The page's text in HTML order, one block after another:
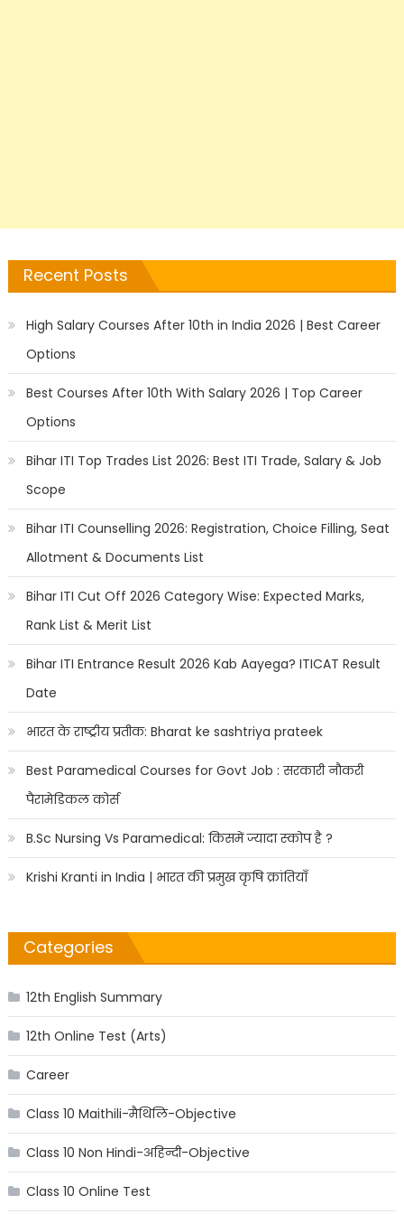
Recent Posts
High Salary Courses After 10th in India 2026 | Best Career
Options
Best Courses After 10th With Salary 2026 | Top Career
Options
Bihar ITI Top Trades List 2026: Best ITI Trade, Salary & Job
Scope
Bihar ITI Counselling 2026: Registration, Choice Filling, Seat
Allotment & Documents List
Bihar ITI Cut Off 2026 Category Wise: Expected Marks,
Rank List & Merit List
Bihar ITI Entrance Result 2026 Kab Aayega? ITICAT Result
Date
भारत के राष्ट्रीय प्रतीक: Bharat ke sashtriya prateek
Best Paramedical Courses for Govt Job : सरकारी नौकरी
पैरामेडिकल कोर्स
B.Sc Nursing Vs Paramedical: किसमें ज्यादा स्कोप है ?
Krishi Kranti in India | भारत की प्रमुख कृषि क्रांतियाँ
Categories
12th English Summary
12th Online Test (Arts)
Career
Class 10 Maithili-मैथिलि-Objective
Class 10 Non Hindi-अहिन्दी-Objective
Class 10 Online Test